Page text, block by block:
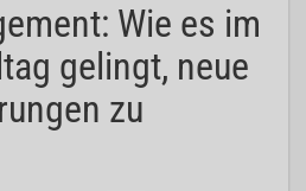
Wie es im
gelingt, neue
zu